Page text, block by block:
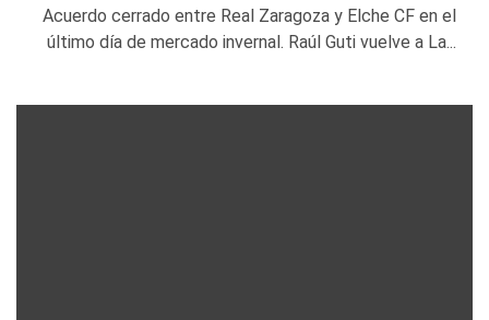
Acuerdo cerrado entre Real Zaragoza y Elche CF en el
último día de mercado invernal. Raúl Guti vuelve a La...